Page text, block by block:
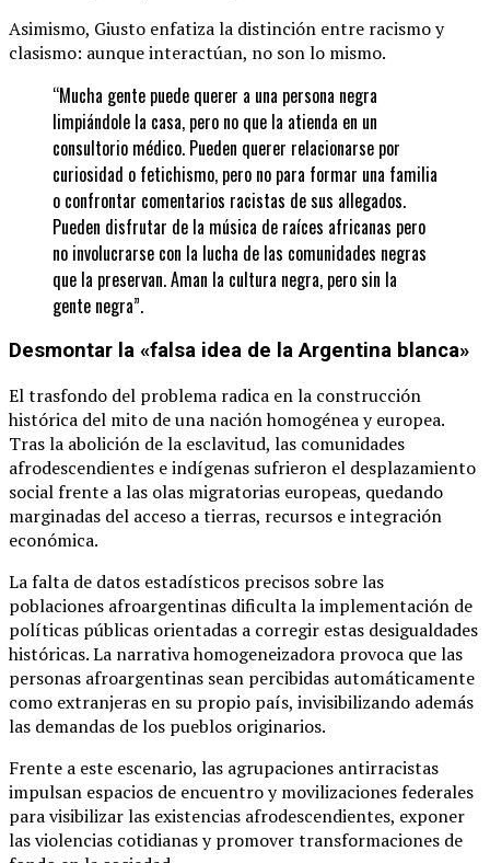
Asimismo, Giusto enfatiza la distinción entre racismo y
clasismo: aunque interactúan, no son lo mismo.
“Mucha gente puede querer a una persona negra
limpiándole la casa, pero no que la atienda en un
consultorio médico. Pueden querer relacionarse por
curiosidad o fetichismo, pero no para formar una familia
o confrontar comentarios racistas de sus allegados.
Pueden disfrutar de la música de raíces africanas pero
no involucrarse con la lucha de las comunidades negras
que la preservan. Aman la cultura negra, pero sin la
gente negra”.
Desmontar la «falsa idea de la Argentina blanca»
El trasfondo del problema radica en la construcción
histórica del mito de una nación homogénea y europea.
Tras la abolición de la esclavitud, las comunidades
afrodescendientes e indígenas sufrieron el desplazamiento
social frente a las olas migratorias europeas, quedando
marginadas del acceso a tierras, recursos e integración
económica.
La falta de datos estadísticos precisos sobre las
poblaciones afroargentinas dificulta la implementación de
políticas públicas orientadas a corregir estas desigualdades
históricas. La narrativa homogeneizadora provoca que las
personas afroargentinas sean percibidas automáticamente
como extranjeras en su propio país, invisibilizando además
las demandas de los pueblos originarios.
Frente a este escenario, las agrupaciones antirracistas
impulsan espacios de encuentro y movilizaciones federales
para visibilizar las existencias afrodescendientes, exponer
las violencias cotidianas y promover transformaciones de